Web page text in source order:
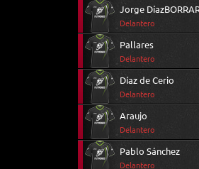
Jorge
Delantero
Pallares
Delantero
Díaz de Cerio
Delantero
Araujo
Delantero
Pablo Sánchez
Delantero